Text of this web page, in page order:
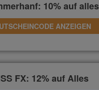
10% auf alles
ANZEIGEN
FX: 12% auf Alles